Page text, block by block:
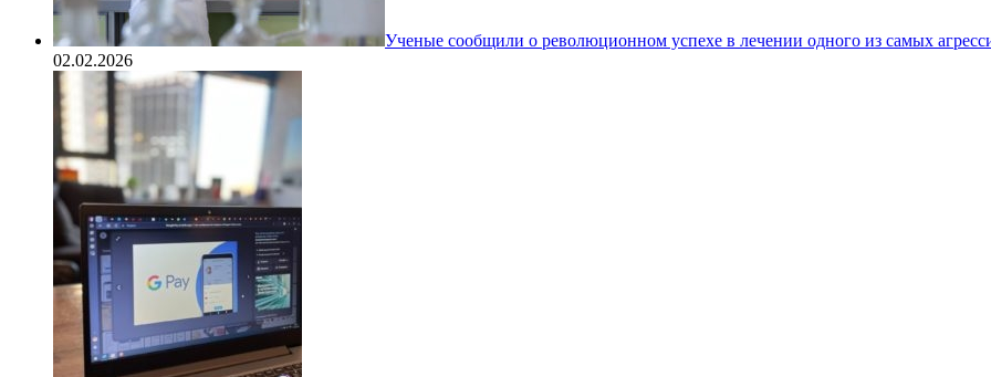
Ученые сообщили о революционном успехе в лечении одного из самых
02.02.2026